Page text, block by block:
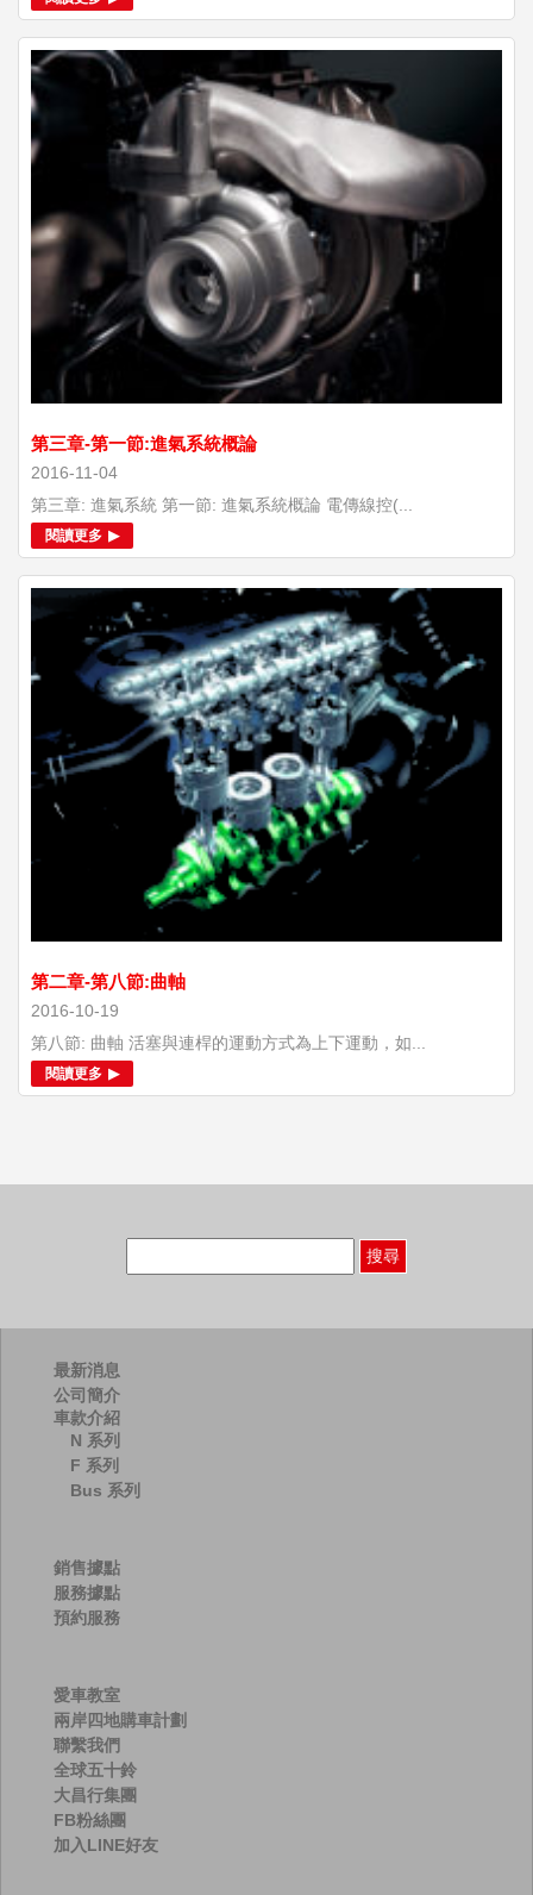
第三章-第一節:進氣系統概論
2016-11-04
第三章: 進氣系統 第一節: 進氣系統概論 電傳線控(...
閱讀更多
第二章-第八節:曲軸
2016-10-19
第八節: 曲軸 活塞與連桿的運動方式為上下運動，如...
閱讀更多
搜
關
最新消息
公司簡介
車款介紹
N 系列
F 系列
Bus 系列
銷售據點
服務據點
預約服務
愛車教室
兩岸四地購車計劃
聯繫我們
全球五十鈴
大昌行集團
FB粉絲團
加入LINE好友